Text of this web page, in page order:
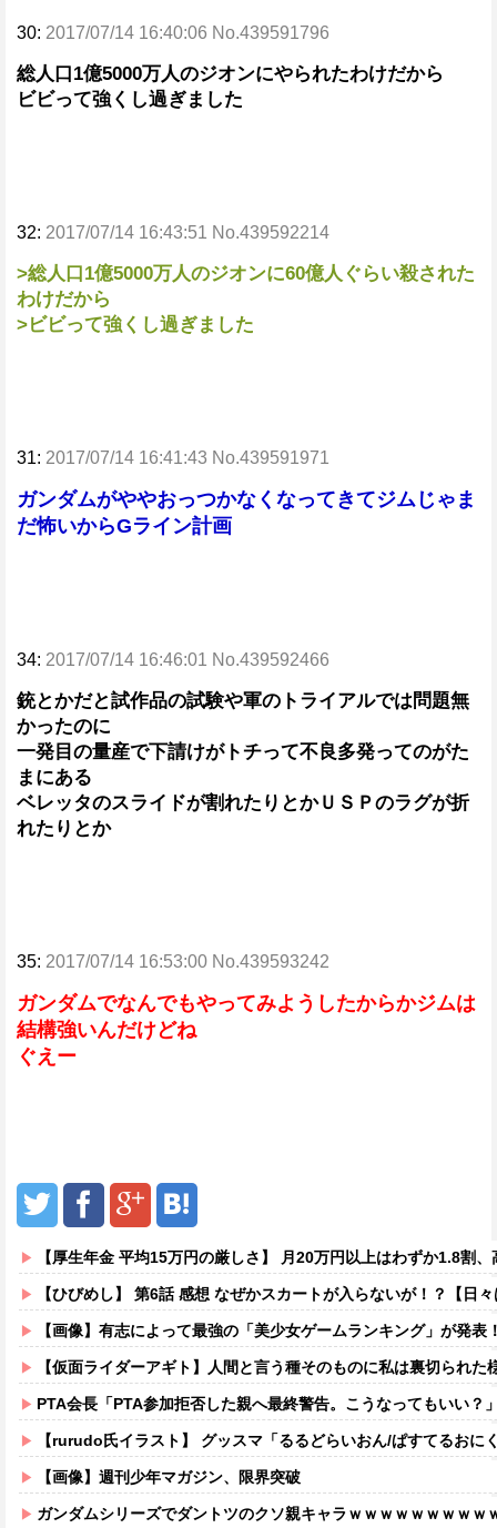
30: 2017/07/14 16:40:06 No.439591796
総人口1億5000万人のジオンにやられたわけだから
ビビって強くし過ぎました
32: 2017/07/14 16:43:51 No.439592214
>総人口1億5000万人のジオンに60億人ぐらい殺された
わけだから
>ビビって強くし過ぎました
31: 2017/07/14 16:41:43 No.439591971
ガンダムがややおっつかなくなってきてジムじゃま
だ怖いからGライン計画
34: 2017/07/14 16:46:01 No.439592466
銃とかだと試作品の試験や軍のトライアルでは問題無
かったのに
一発目の量産で下請けがトチって不良多発ってのがた
まにある
ベレッタのスライドが割れたりとかＵＳＰのラグが折
れたりとか
35: 2017/07/14 16:53:00 No.439593242
ガンダムでなんでもやってみようしたからかジムは
結構強いんだけどね
ぐえー
【厚生年金 平均15万円の厳しさ】 月20万円以上はわずか1.8割、高
【ひびめし】 第6話 感想 なぜかスカートが入らないが！？【日
【画像】有志によって最強の「美少女ゲームランキング」が発
【仮面ライダーアギト】人間と言う種そのものに私は裏切られた
PTA会長「PTA参加拒否した親へ最終警告。こうなってもいい？
【rurudo氏イラスト】 グッスマ「るるどらいおん/ぱすてるおにくVer.」
【画像】週刊少年マガジン、限界突破
ガンダムシリーズでダントツのクソ親キャラｗｗｗｗｗｗｗｗｗ